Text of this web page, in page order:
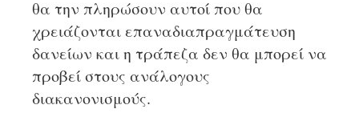
θα την πληρώσουν αυτοί που θα
χρειάζονται επαναδιαπραγμάτευση
δανείων και η τράπεζα δεν θα μπορεί να
προβεί στους ανάλογους
διακανονισμούς.